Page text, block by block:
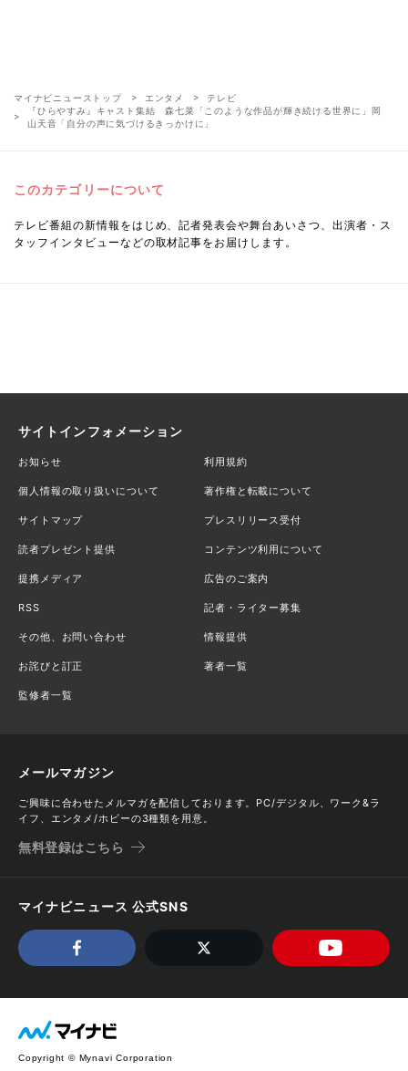
マイナビニューストップ エンタメ
テレビ
『ひらやすみ』キャスト集結 森七菜「このような作品が輝き続ける世界に」岡
山天音「自分の声に気づけるきっかけに」
このカテゴリーについて
テレビ番組の新情報をはじめ、記者発表会や舞台あいさつ、出演者・ス
タッフインタビューなどの取材記事をお届けします。
サイトインフォメーション
お知らせ 利用規約
個人情報の取り扱いについて 著作権と転載について
サイトマップ プレスリリース受付
読者プレゼント提供 コンテンツ利用について
提携メディア 広告のご案内
RSS 記者・ライター募集
その他、お問い合わせ 情報提供
お詫びと訂正 著者一覧
監修者一覧
メールマガジン
ご興味に合わせたメルマガを配信しております。PC/デジタル、ワーク&ラ
イフ、エンタメ/ホビーの3種類を用意。
無料登録はこちら
マイナビニュース 公式SNS
Copyright © Mynavi Corporation